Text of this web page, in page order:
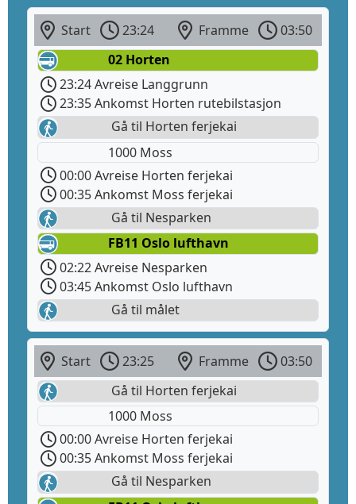
Start 23:24 Framme
03:50
02 Horten
23:24 Avreise Langgrunn
23:35 Ankomst Horten rutebilstasjon
Gå til Horten ferjekai
1000 Moss
00:00 Avreise Horten ferjekai
00:35 Ankomst Moss ferjekai
Gå til Nesparken
FB11 Oslo lufthavn
02:22 Avreise Nesparken
03:45 Ankomst Oslo lufthavn
Gå til målet
Start 23:25 Framme
03:50
Gå til Horten ferjekai
1000 Moss
00:00 Avreise Horten ferjekai
00:35 Ankomst Moss ferjekai
Gå til Nesparken